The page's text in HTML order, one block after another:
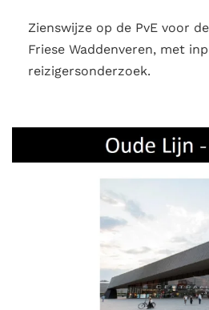
Zienswijze op de PvE voor
Friese Waddenveren, met
reizigersonderzoek.